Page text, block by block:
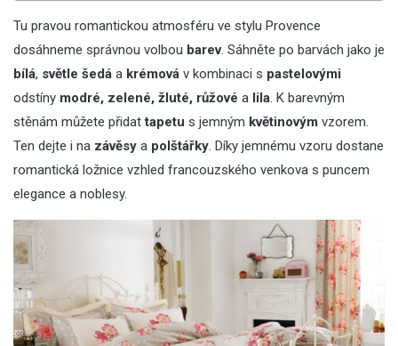
Tu pravou romantickou atmosféru ve stylu Provence
dosáhneme správnou volbou barev. Sáhněte po barvách jako je
bílá, světle šedá a krémová v kombinaci s pastelovými
odstíny modré, zelené, žluté, růžové a lila. K barevným
stěnám můžete přidattapetu s jemným květinovým vzorem.
Ten dejte i na závěsy a polštářky. Díky jemnému vzoru dostane
romantická ložnice vzhled francouzského venkova s puncem
elegance a noblesy.